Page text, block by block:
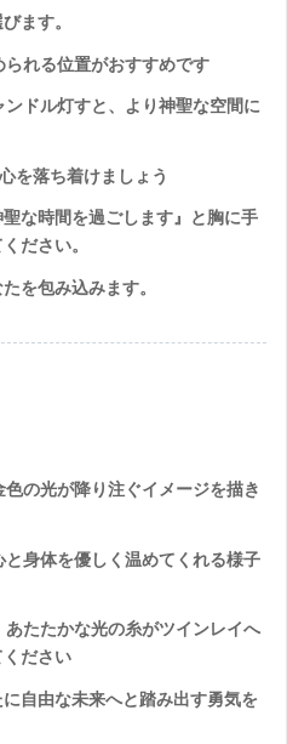
ます。
れる位置がおすすめです
ドル灯すと、より神聖な空間に
を落ち着けましょう
な時間を過ごします』
と胸に手
ださい。
を包み込みます。
の光が降り注ぐイメージを描き
身体を優しく温めてくれる様子
たたかな光の糸がツインレイへ
ださい
自由な未来へと踏み出す勇気を